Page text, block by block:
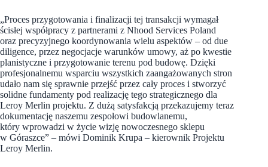
„Proces przygotowania i finalizacji tej transakcji wymagał
ścisłej współpracy z partnerami z Nhood Services Poland
oraz precyzyjnego koordynowania wielu aspektów – od due
diligence, przez negocjacje warunków umowy, aż po kwestie
planistyczne i przygotowanie terenu pod budowę. Dzięki
profesjonalnemu wsparciu wszystkich zaangażowanych stron
udało nam się sprawnie przejść przez cały proces i stworzyć
solidne fundamenty pod realizację tego strategicznego dla
Leroy Merlin projektu. Z dużą satysfakcją przekazujemy teraz
dokumentację naszemu zespołowi budowlanemu,
który wprowadzi w życie wizję nowoczesnego sklepu
w Góraszce” – mówi Dominik Krupa – kierownik Projektu
Leroy Merlin.